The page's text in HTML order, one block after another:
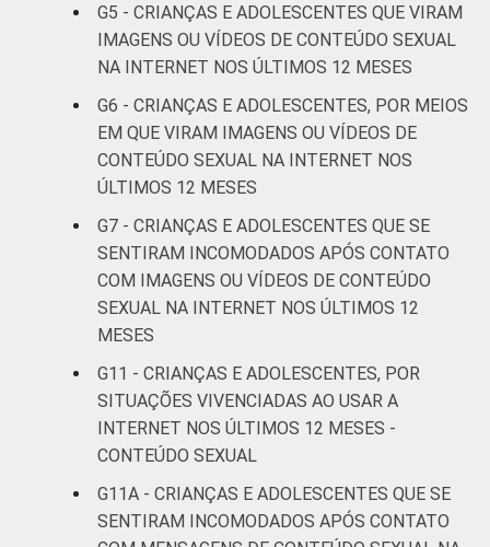
De 13 a 14
anos
47 49
De 15 a 17
anos
63
RENDA
FAMILIAR
Até 1 SM
Mais de 1
SM até 2 SM
41 52
Mais de 3
SM
43
Não tem
renda
40 53
G5 - CRIANÇAS E ADOLESCENTES QUE VIRAM
IMAGENS OU VÍDEOS DE CONTEÚDO SEXUAL
NA INTERNET NOS ÚLTIMOS 12 MESES
G6 - CRIANÇAS E ADOLESCENTES, POR MEIOS
EM QUE VIRAM IMAGENS OU VÍDEOS DE
CONTEÚDO SEXUAL NA INTERNET NOS
ÚLTIMOS 12 MESES
G7 - CRIANÇAS E ADOLESCENTES QUE SE
SENTIRAM INCOMODADOS APÓS CONTATO
COM IMAGENS OU VÍDEOS DE CONTEÚDO
SEXUAL NA INTERNET NOS ÚLTIMOS 12
MESES
G11 - CRIANÇAS E ADOLESCENTES, POR
SITUAÇÕES VIVENCIADAS AO USAR A
INTERNET NOS ÚLTIMOS 12 MESES -
CONTEÚDO SEXUAL
G11A - CRIANÇAS E ADOLESCENTES QUE SE
SENTIRAM INCOMODADOS APÓS CONTATO